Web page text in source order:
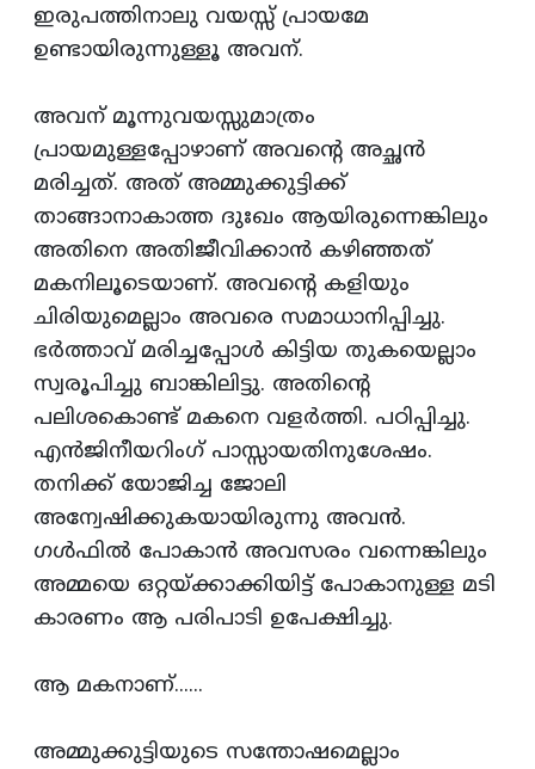
ഇരുപത്തിനാലു വയസ്സ്‌ പ്രായമേ
ഉണ്ടായിരുന്നുള്ളൂ അവന്‌.
അവന്‌ മൂന്നുവയസ്സുമാത്രം
പ്രായമുള്ളപ്പോഴാണ്‌ അവന്‍റെ അച്ഛന്‍
മരിച്ചത്‌. അത്‌ അമ്മുക്കുട്ടിക്ക്‌
താങ്ങാനാകാത്ത ദുഃഖം ആയിരുന്നെങ്കിലും
അതിനെ അതിജീവിക്കാന്‍ കഴിഞ്ഞത്‌
മകനിലൂടെയാണ്‌. അവന്‍റെ കളിയും
ചിരിയുമെല്ലാം അവരെ സമാധാനിപ്പിച്ചു.
ഭര്‍ത്താവ്‌ മരിച്ചപ്പോള്‍ കിട്ടിയ തുകയെല്ലാം
സ്വരൂപിച്ചു ബാങ്കിലിട്ടു. അതിന്‍റെ
പലിശകൊണ്ട്‌ മകനെ വളര്‍ത്തി. പഠിപ്പിച്ചു.
എന്‍ജിനീയറിംഗ്‌ പാസ്സായതിനുശേഷം.
തനിക്ക്‌ യോജിച്ച ജോലി
അന്വേഷിക്കുകയായിരുന്നു അവന്‍.
ഗള്‍ഫില്‍ പോകാന്‍ അവസരം വന്നെങ്കിലും
അമ്മയെ ഒറ്റയ്‌ക്കാക്കിയിട്ട്‌ പോകാനുള്ള മടി
കാരണം ആ പരിപാടി ഉപേക്ഷിച്ചു.
ആ മകനാണ്‌......
അമ്മുക്കുട്ടിയുടെ സന്തോഷമെല്ലാം